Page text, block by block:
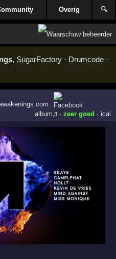
Overig 🔍
, SugarFactory · Drumcode ·
album ,3· zeer goed · ical